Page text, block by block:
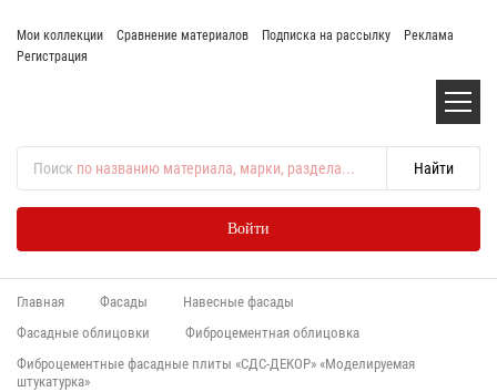
Мои коллекции Сравнение материалов Подписка на рассылку
Реклама
Регистрация
Поиск по названию материала, марки, раздела...
Войти
Главная Фасады
Навесные фасады
Фасадные облицовки
Фиброцементная облицовка
Фиброцементные фасадные плиты «СДС-ДЕКОР» «Моделируемая
штукатурка»